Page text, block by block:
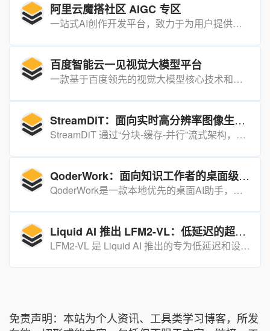
阿里云魔搭社区 AIGC 专区
一站式AI创作开发平台，致力于为用户提供全面、高效的AI创作与开发环境。
百度智能云一见视觉大模型平台
一款基于百度领先的视觉大模型核心技术和丰富的场景化算法方案，致力于帮助企业和行业伙伴零门槛、低成本建设专业级视觉AI应用的平台。
StreamDiT：面向实时高分辨率图像生成的流式扩散Transformer引擎
StreamDiT 通过“分块-缓存-并行”流式架构，让消费级显卡也能实时生成 2K+ 图像，同时保持扩散模型的高保真细节。
QoderWork：面向知识工作者的桌面级AI智能体助手
QoderWork是一款本地优先的桌面AI助手，能够理解自然语言指令并自主规划、执行和交付任务，将智能体能力从代码领域扩展到日常办公场景。
Liquid AI 推出 LFM2-VL：低延迟的超高效视觉语言模型
LFM2-VL 是 Liquid AI 推出的专为低延迟和设备适应性部署而优化的视觉语言模型系列。
免责声明：本站为个人资讯、工具类学习博客，所发